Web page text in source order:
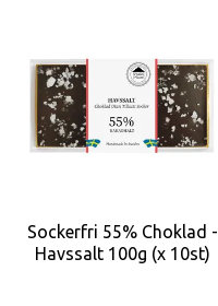
Sockerfri 55% Choklad -
Havssalt 100g (x 10st)